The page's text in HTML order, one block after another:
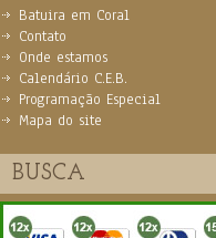
Batuira em Coral
Contato
Onde estamos
Calendário C.E.B.
Programação Especial
Mapa do site